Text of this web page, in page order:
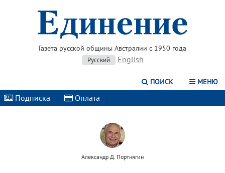
Газета русской общины Австралии с 1950 года
Русский English
ПОИСК МЕНЮ
Подписка | Оплата |
Александр Д. Портнягин